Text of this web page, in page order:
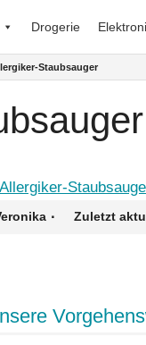
Drogerie
Staubsauger
· Zuletzt